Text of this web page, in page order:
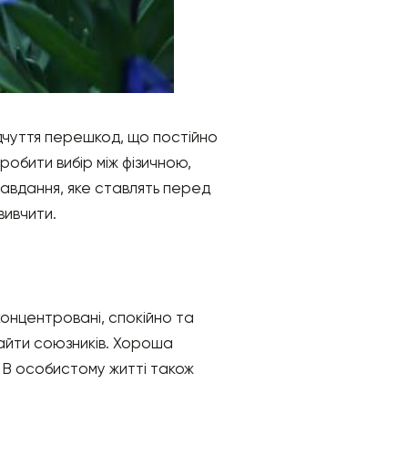
перешкод, що постійно
вибір між фізичною,
яке ставлять перед
спокійно та
союзників. Хороша
В особистому житті також